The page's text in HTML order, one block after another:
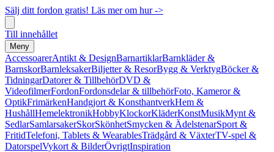
Sälj ditt fordon gratis! Läs mer om hur ->
Till innehållet
Meny
AccessoarerAntikt & DesignBarnartiklarBarnkläder &
BarnskorBarnleksakerBiljetter & ResorBygg & VerktygBöcker &
TidningarDatorer & TillbehörDVD &
VideofilmerFordonFordonsdelar & tillbehörFoto, Kameror &
OptikFrimärkenHandgjort & KonsthantverkHem &
HushållHemelektronikHobbyKlockorKläderKonstMusikMynt &
SedlarSamlarsakerSkorSkönhetSmycken & ÄdelstenarSport &
FritidTelefoni, Tablets & WearablesTrädgård & VäxterTV-spel &
DatorspelVykort & BilderÖvrigtInspiration